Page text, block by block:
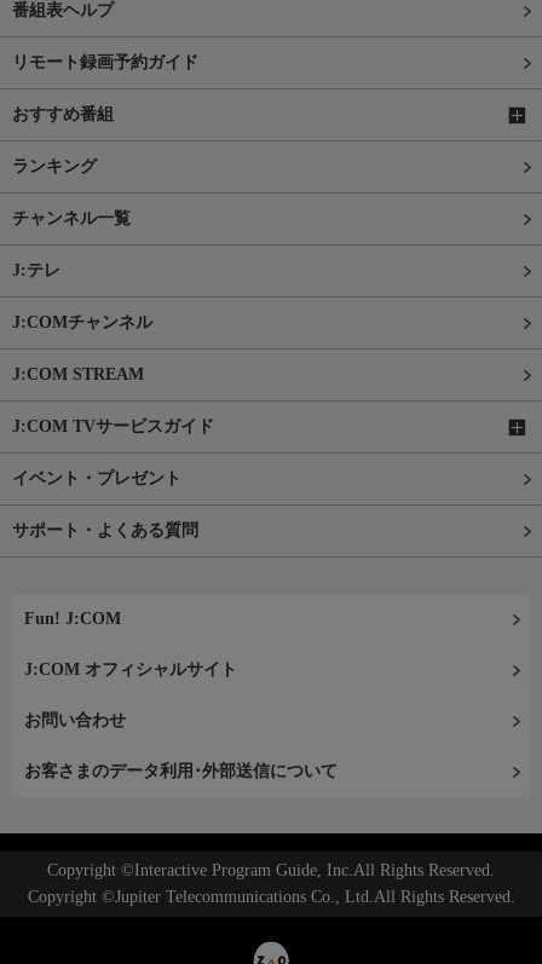
番組表ヘルプ
リモート録画予約ガイド
おすすめ番組
ランキング
チャンネル一覧
J:テレ
J:COMチャンネル
J:COM STREAM
J:COM TVサービスガイド
イベント・プレゼント
サポート・よくある質問
Fun! J:COM
J:COM オフィシャルサイト
お問い合わせ
お客さまのデータ利用･外部送信について
Copyright ©Interactive Program Guide, Inc.All Rights Reserved.
Copyright ©Jupiter Telecommunications Co., Ltd.All Rights Reserved.